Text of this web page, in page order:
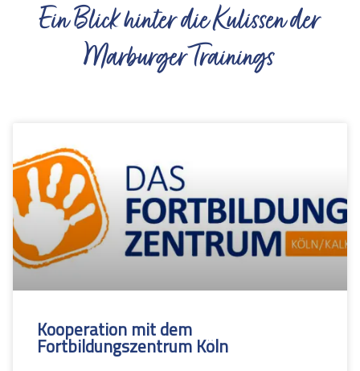
Ein Blick hinter die Kulissen der
Marburger Trainings
Kooperation mit dem
Fortbildungszentrum Köln